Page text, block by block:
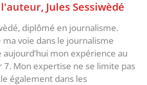
l'auteur, Jules Sessiwèdé
diplômé en journalisme.
ma voie dans le journalisme
mon expérience au
7. Mon expertise ne se limite pas
également dans les